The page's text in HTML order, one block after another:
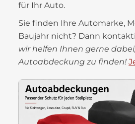
für Ihr Auto.
Sie finden Ihre Automarke,
Baujahr nicht? Dann
wir helfen Ihnen gerne
Autoabdeckung zu finden!